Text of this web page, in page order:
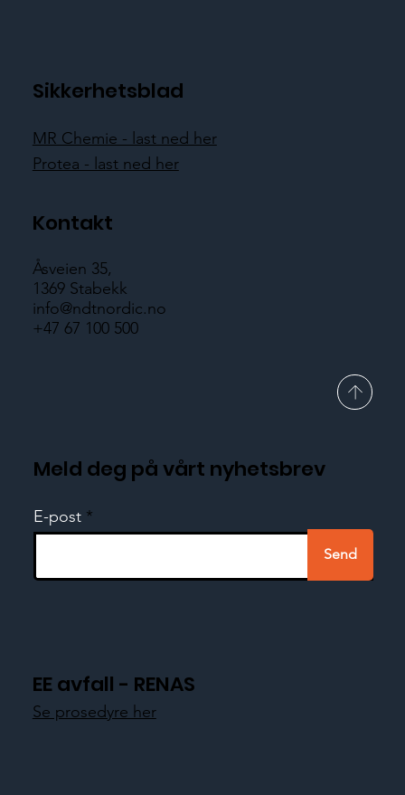
Sikkerhetsblad
MR Chemie - last ned her
Protea - last ned her
Kontakt
Åsveien 35,
1369 Stabekk
info@ndtnordic.no
+47 67 100 500
Meld deg på vårt nyhetsbrev
E-post
Send
EE avfall - RENAS
Se prosedyre her